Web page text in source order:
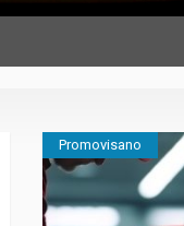
Promovisano